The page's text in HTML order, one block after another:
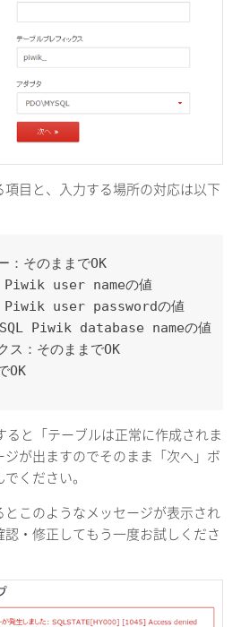
目と、入力する場所の対応は以下
：そのままでOK
Piwik user nameの値
Piwik user passwordの値
Piwik database nameの値
ス：そのままでOK
OK
ると「テーブルは正常に作成されま
が出ますのでそのまま「次へ」ボ
ください。
このようなメッセージが表示され
・修正してもう一度お試しくださ